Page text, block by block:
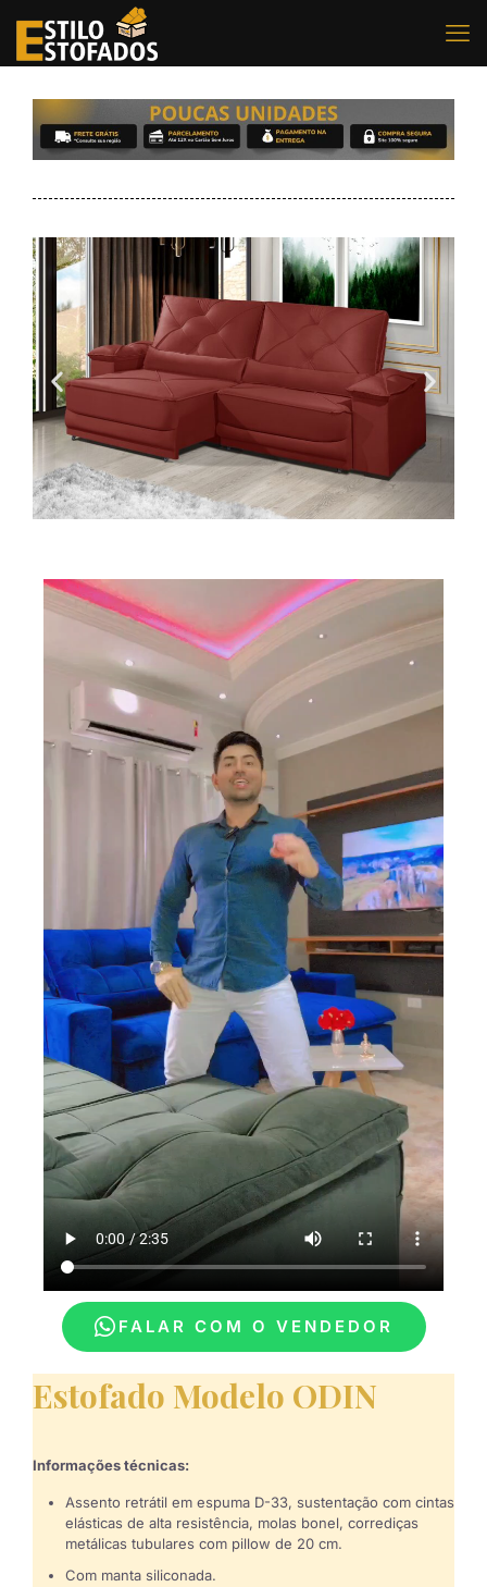
FALAR COM O VENDEDOR
Estofado Modelo ODIN
Informações técnicas:
Assento retrátil em espuma D-33, sustentação com cintas
elásticas de alta resistência, molas bonel, corrediças
metálicas tubulares com pillow de 20 cm.
Com manta siliconada.